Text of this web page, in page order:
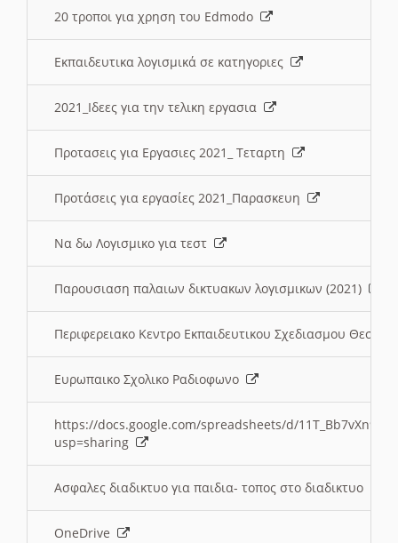
20 τροποι για χρηση του Edmodo
Εκπαιδευτικα λογισμικά σε κατηγοριες
2021_Ιδεες για την τελικη εργασια
Προτασεις για Εργασιες 2021_ Τεταρτη
Προτάσεις για εργασίες 2021_Παρασκευη
Να δω Λογισμικο για τεστ
Παρουσιαση παλαιων δικτυακων λογισμικων (2021)
Περιφερειακο Κεντρο Εκπαιδευτικου Σχεδιασμου
Ευρωπαικο Σχολικο Ραδιοφωνο
https://docs.google.com/spreadsheets/d/
usp=sharing
Ασφαλες διαδικτυο για παιδια- τοπος στο διαδικτυο
OneDrive